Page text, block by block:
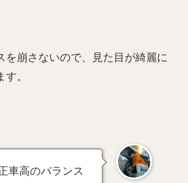
を崩さないので、見た目が綺麗に
。
車高のバランス